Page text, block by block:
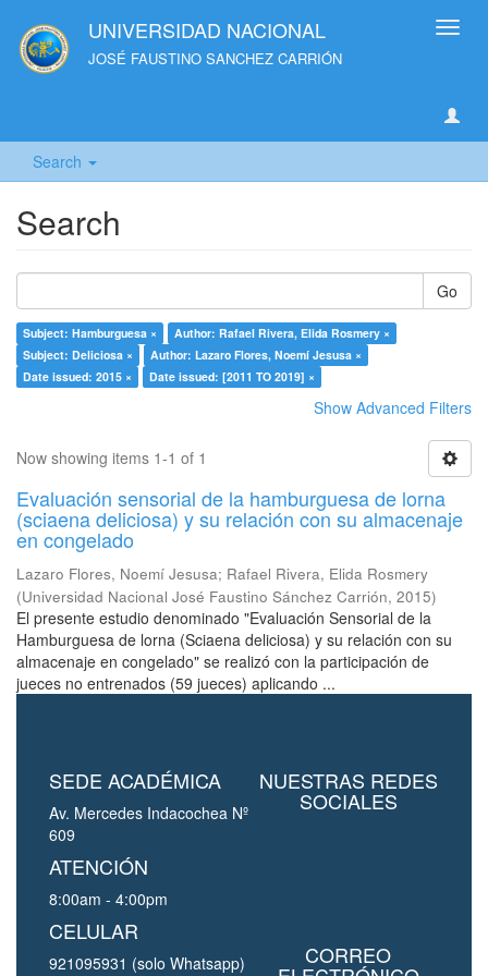
UNIVERSIDAD NACIONAL
JOSÉ FAUSTINO SANCHEZ CARRIÓN
Search
Search
Go
Subject: Hamburguesa ×
Author: Rafael Rivera, Elida Rosmery ×
Subject: Deliciosa ×
Author: Lazaro Flores, Noemí Jesusa ×
Date issued: 2015 ×
Date issued: [2011 TO 2019] ×
Show Advanced Filters
Now showing items 1-1 of 1
Evaluación sensorial de la hamburguesa de lorna
(sciaena deliciosa) y su relación con su almacenaje
en congelado
Lazaro Flores, Noemí Jesusa; Rafael Rivera, Elida Rosmery
(Universidad Nacional José Faustino Sánchez Carrión, 2015)
El presente estudio denominado "Evaluación Sensorial de la
Hamburguesa de lorna (Sciaena deliciosa) y su relación con su
almacenaje en congelado" se realizó con la participación de
jueces no entrenados (59 jueces) aplicando ...
SEDE ACADÉMICA
Av. Mercedes Indacochea Nº
609
ATENCIÓN
8:00am - 4:00pm
CELULAR
921095931 (solo Whatsapp)
NUESTRAS REDES
SOCIALES
CORREO